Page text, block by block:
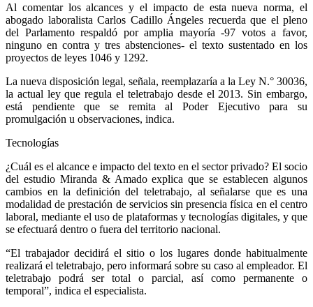
Al comentar los alcances y el impacto de esta nueva norma, el
abogado laboralista Carlos Cadillo Ángeles recuerda que el pleno
del Parlamento respaldó por amplia mayoría -97 votos a favor,
ninguno en contra y tres abstenciones- el texto sustentado en los
proyectos de leyes 1046 y 1292.
La nueva disposición legal, señala, reemplazaría a la Ley N.° 30036,
la actual ley que regula el teletrabajo desde el 2013. Sin embargo,
está pendiente que se remita al Poder Ejecutivo para su
promulgación u observaciones, indica.
Tecnologías
¿Cuál es el alcance e impacto del texto en el sector privado? El socio
del estudio Miranda & Amado explica que se establecen algunos
cambios en la definición del teletrabajo, al señalarse que es una
modalidad de prestación de servicios sin presencia física en el centro
laboral, mediante el uso de plataformas y tecnologías digitales, y que
se efectuará dentro o fuera del territorio nacional.
“El trabajador decidirá el sitio o los lugares donde habitualmente
realizará el teletrabajo, pero informará sobre su caso al empleador. El
teletrabajo podrá ser total o parcial, así como permanente o
temporal”, indica el especialista.